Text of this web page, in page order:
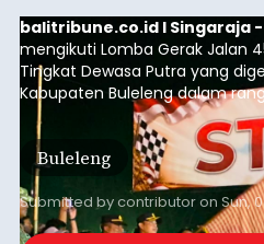
balitribune.co.id I Singaraja -
mengikuti Lomba Gerak Jalan
Tingkat Dewasa Putra yang
Kabupaten Buleleng dalam
HUT ke-81 Kemerdekaan
Lomba resmi dimulai dari
Desa Celukan Bawang, Sabtu
Buleleng
Submitted bycontributoron Sun,